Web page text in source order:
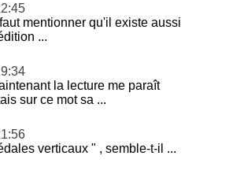
mentionner qu'il existe aussi
...
la lecture me paraît
sur ce mot sa ...
verticaux " , semble-t-il ...